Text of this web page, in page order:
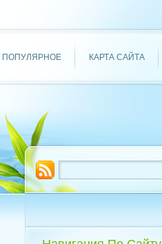
ПОПУЛЯРНОЕ КАРТА САЙТА